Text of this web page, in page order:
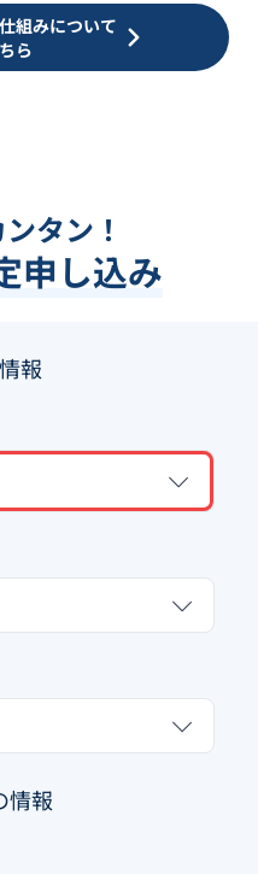
組みについて
ら
タン！
申し込み
報
情報